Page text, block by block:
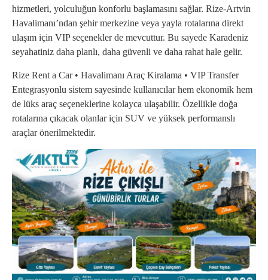
hizmetleri, yolculuğun konforlu başlamasını sağlar. Rize-Artvin
Havalimanı’ndan şehir merkezine veya yayla rotalarına direkt
ulaşım için VIP seçenekler de mevcuttur. Bu sayede Karadeniz
seyahatiniz daha planlı, daha güvenli ve daha rahat hale gelir.
Rize Rent a Car • Havalimanı Araç Kiralama • VIP Transfer
Entegrasyonlu sistem sayesinde kullanıcılar hem ekonomik hem
de lüks araç seçeneklerine kolayca ulaşabilir. Özellikle doğa
rotalarına çıkacak olanlar için SUV ve yüksek performanslı
araçlar önerilmektedir.